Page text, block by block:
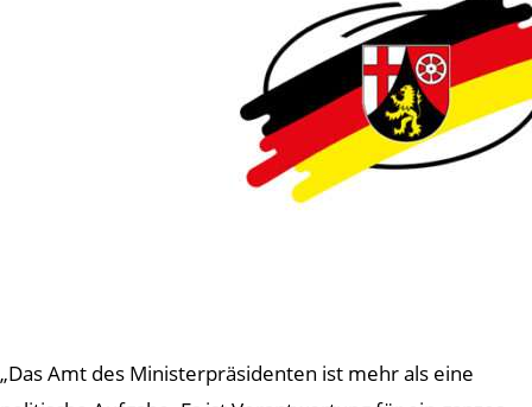
„Das Amt des Ministerpräsidenten ist mehr als eine